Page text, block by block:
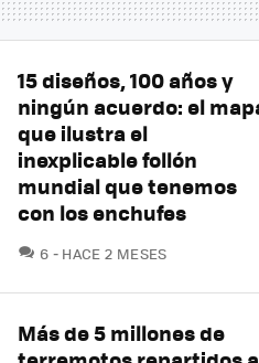
15 diseños, 100 años y
ningún acuerdo: el
que ilustra el
inexplicable follón
mundial que tenemos
con los enchufes
6 COMENTARIOS
HACE 2 MESES
Más de 5 millones de